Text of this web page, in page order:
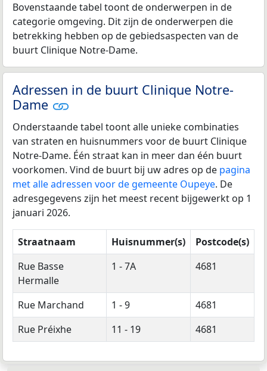
Bovenstaande tabel toont de onderwerpen in de
categorie omgeving. Dit zijn de onderwerpen die
betrekking hebben op de gebiedsaspecten van de
buurt Clinique Notre-Dame.
Adressen in de buurt Clinique Notre-
Dame
Onderstaande tabel toont alle unieke combinaties
van straten en huisnummers voor de buurt Clinique
Notre-Dame. Één straat kan in meer dan één buurt
voorkomen. Vind de buurt bij uw adres op de pagina
met alle adressen voor de gemeente Oupeye. De
adresgegevens zijn het meest recent bijgewerkt op 1
januari 2026.
Straatnaam Huisnummer(s)
Postcode(s)
Rue Basse
Hermalle
1 - 7A 4681
Rue Marchand 1 - 9
4681
Rue Préixhe
11 - 19 4681